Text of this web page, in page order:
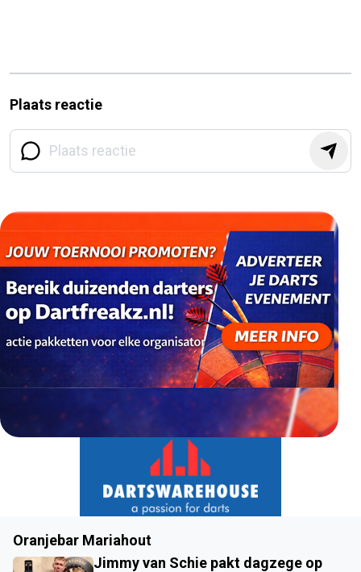
Plaats reactie
Oranjebar Mariahout
Jimmy van Schie pakt dagzege op